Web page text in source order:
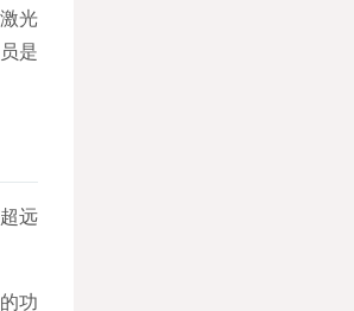
光
是
远
功